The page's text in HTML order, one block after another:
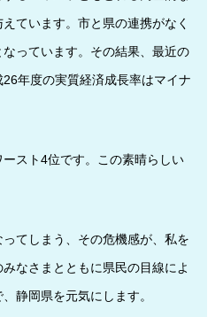
ています。市と県の連携がなく
っています。その結果、最近の
年度の実質経済成長率はマイナ
スト4位です。この素晴らしい
てしまう、その危機感が、私を
なさまとともに県民の目線によ
静岡県を元気にします。